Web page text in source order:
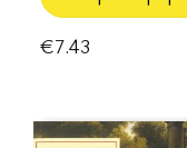
€7.43